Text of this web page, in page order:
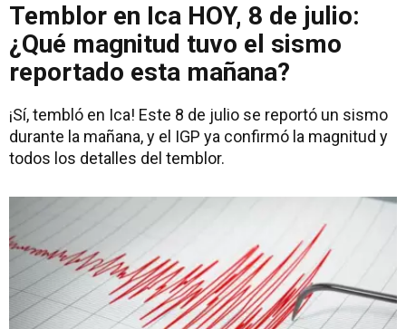
Temblor en Ica HOY, 8 de julio:
¿Qué magnitud tuvo el sismo
reportado esta mañana?
¡Sí, tembló en Ica! Este 8 de julio se reportó un sismo
durante la mañana, y el IGP ya confirmó la magnitud y
todos los detalles del temblor.